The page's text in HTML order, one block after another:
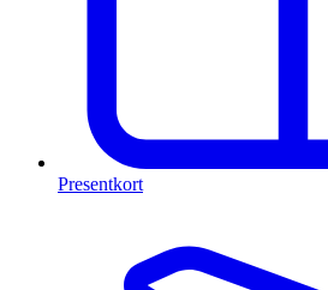
Presentkort